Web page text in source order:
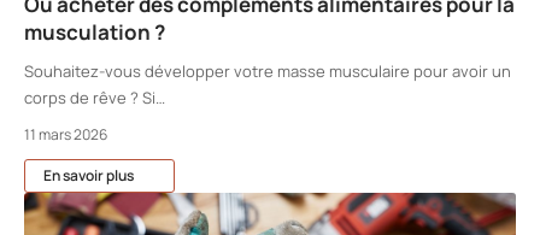
musculation ?
Souhaitez-vous développer votre masse musculaire pour avoir un
corps de rêve ? Si
11 mars 2026
En savoir plus